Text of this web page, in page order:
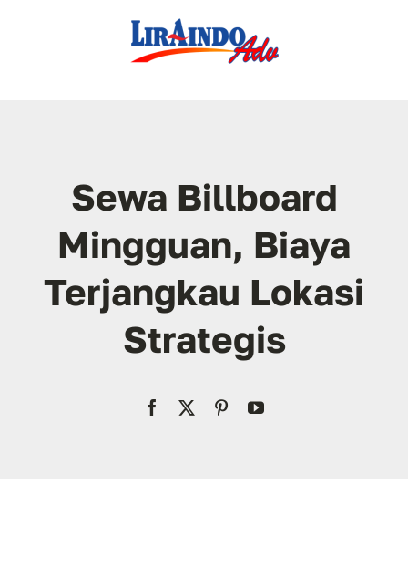
Sewa Billboard
Mingguan, Biaya
Terjangkau Lokasi
Strategis